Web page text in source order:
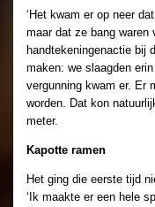
‘Het kwam er op neer
maar dat ze bang waren
handtekeningenactie bij
maken: we slaagden
vergunning kwam er. Er
worden. Dat kon
meter.
Kapotte ramen
Het ging die eerste tijd
‘Ik maakte er een hele